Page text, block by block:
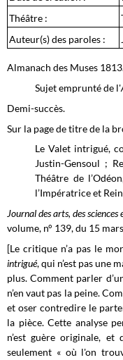
Théâtre :
Auteur(s) des paroles :
Almanach des Muses
Sujet emprunté de l'
Demi-succès.
Sur la page de titre de la
Le Valet intrigué,
Justin-Gensoul ;
Théâtre de
l’Impératrice et
Journal des arts, des
volume, n° 139, du 15
[Le critique n’a pas le
intrigué, qui n’est pas une
plus. Comment parler
n’en vaut pas la peine.
et oser contredire le
la pièce. Cette analyse
n’est guère originale, et
seulement « où l'on